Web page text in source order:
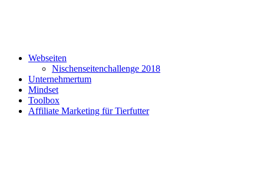
Webseiten
Nischenseitenchallenge 2018
Unternehmertum
Mindset
Toolbox
Affiliate Marketing für Tierfutter